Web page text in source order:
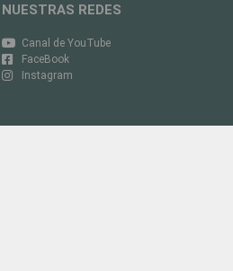
NUESTRAS REDES
Canal de YouTube
FaceBook
Instagram